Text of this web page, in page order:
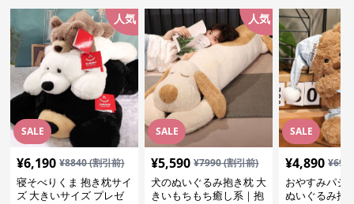
SALE
人気
¥6,190 ¥8840(割引前)
寝そべりくま 抱き枕サイ
ズ 大きいサイズ プレゼ
SALE
人気
¥5,590 ¥7990(割引前)
犬のぬいぐるみ抱き枕 大
きいもちもち癒し系｜抱
SALE
¥4,890 ¥
おやすみパジ
ぬいぐるみ抱